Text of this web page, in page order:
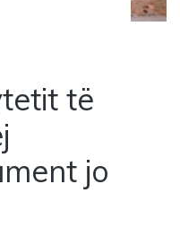
të
jo